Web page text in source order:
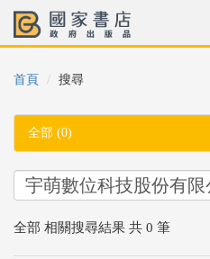
首頁 搜尋
全部 (0)
全部 相關搜尋結果 共 0 筆